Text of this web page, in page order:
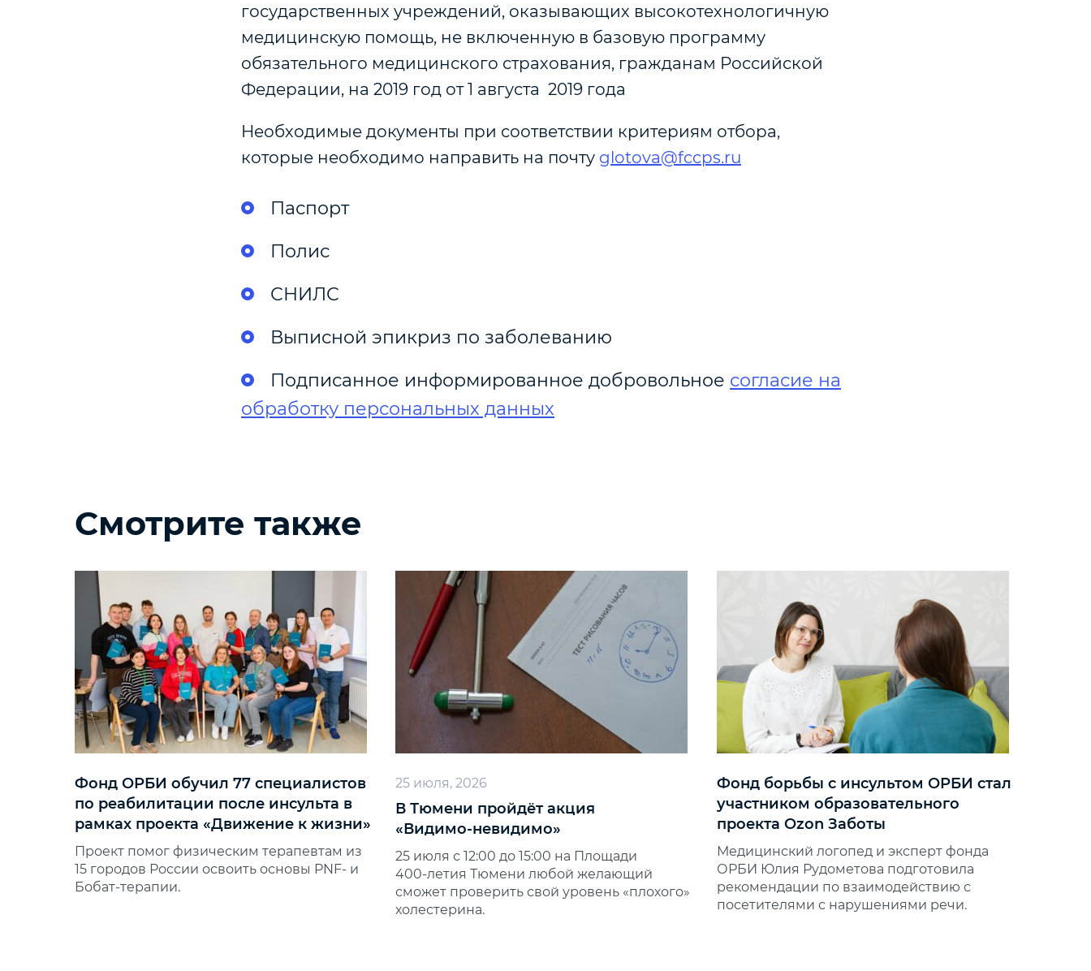
государственных учреждений, оказывающих высокотехнологичную
медицинскую помощь, не включенную в базовую программу
обязательного медицинского страхования, гражданам Российской
Федерации, на 2019 год от 1 августа 2019 года
Необходимые документы при соответствии критериям отбора,
которые необходимо направить на почту glotova@fccps.ru
Паспорт
Полис
СНИЛС
Выписной эпикриз по заболеванию
Подписанное информированное добровольное согласие на
обработку персональных данных
Смотрите также
Фонд ОРБИ обучил 77 специалистов
по реабилитации после инсульта в
рамках проекта «Движение к жизни»
Проект помог физическим терапевтам из
15 городов России освоить основы PNF‑ и
Бобат‑терапии.
25 июля, 2026
В Тюмени пройдёт акция
«Видимо‑невидимо»
25 июля с 12:00 до 15:00 на Площади
400‑летия Тюмени любой желающий
сможет проверить свой уровень «плохого»
холестерина.
Фонд борьбы с инсультом ОРБИ стал
участником образовательного
проекта Ozon Заботы
Медицинский логопед и эксперт фонда
ОРБИ Юлия Рудометова подготовила
рекомендации по взаимодействию с
посетителями с нарушениями речи.